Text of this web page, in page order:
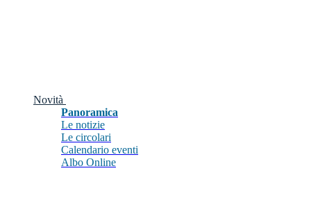
Novità
Panoramica
Le notizie
Le circolari
Calendario eventi
Albo Online